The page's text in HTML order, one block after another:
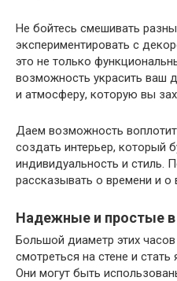
Не бойтесь смешивать
экспериментировать с
это не только
возможность украсить ваш
и атмосферу, которую вы
Даем возможность
создать интерьер, который
индивидуальность и стиль.
рассказывать о времени и о
Надежные и простые в
Большой диаметр этих
смотреться на стене и
Они могут быть